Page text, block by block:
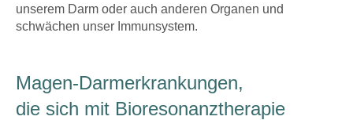
unserem Darm oder auch anderen Organen und
schwächen unser Immunsystem.
Magen-Darmerkrankungen,
die sich mit Bioresonanztherapie